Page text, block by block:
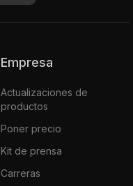
Empresa
Actualizaciones de
productos
Poner precio
Kit de prensa
Carreras